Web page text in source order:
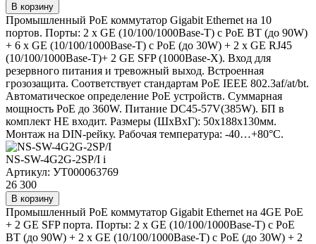
В корзину
Промышленный PoE коммутатор Gigabit Ethernet на 10
портов. Порты: 2 x GE (10/100/1000Base-T) с PoE BT (до 90W)
+ 6 x GE (10/100/1000Base-T) с PoE (до 30W) + 2 x GE RJ45
(10/100/1000Base-T)+ 2 GE SFP (1000Base-X). Вход для
резервного питания и тревожный выход. Встроенная
грозозащита. Соответствует стандартам PoE IEEE 802.3af/at/bt.
Автоматическое определение PoE устройств. Суммарная
мощность PoE до 360W. Питание DC45-57V(385W). БП в
комплект НЕ входит. Размеры (ШхВхГ): 50x188x130мм.
Монтаж на DIN-рейку. Рабочая температура: -40…+80°С.
NS-SW-4G2G-2SP/I i
Артикул: УТ000063769
26 300
В корзину
Промышленный PoE коммутатор Gigabit Ethernet на 4GE PoE
+ 2 GE SFP порта. Порты: 2 x GE (10/100/1000Base-T) с PoE
BT (до 90W) + 2 x GE (10/100/1000Base-T) с PoE (до 30W) + 2